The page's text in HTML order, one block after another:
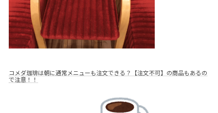
コメダ珈琲は朝に通常メニューも注文できる？【注文不可】の商品もあるの
で注意！！